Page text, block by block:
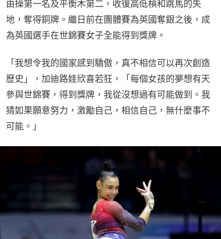
由操第一名及平衡木第二，收復高低槓和跳馬的失
地，奪得銅牌。繼日前在團體賽為英國奪銀之後，成
為英國選手在世錦賽女子全能得到獎牌。
「我想令我的國家感到驕傲，真不相信可以再次創造
歷史」，加迪路娃欣喜若狂，「每個女孩的夢想有天
參與世錦賽，得到獎牌，我從沒想過有可能做到。我
猜如果願意努力，激勵自己，相信自己，無什麼事不
可能。」